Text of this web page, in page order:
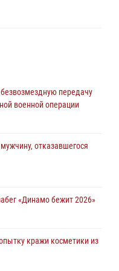
пресекли
станции
по
членов избирательных
передачу
военной операции
отказавшегося
«Динамо бежит 2026»
кражи косметики из